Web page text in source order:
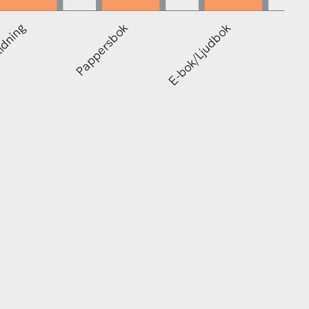
Pappersbok E-bok/Ljudbok